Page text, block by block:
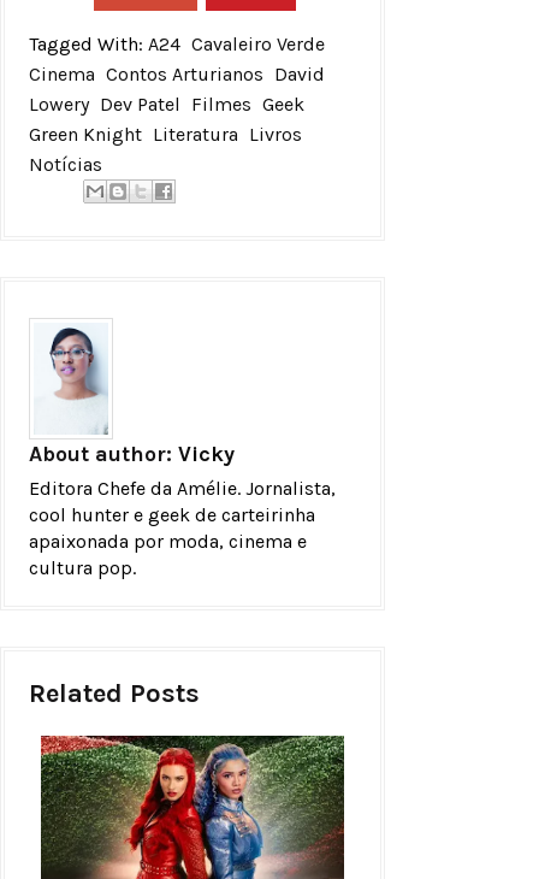
Tagged With: A24 Cavaleiro Verde
Cinema Contos Arturianos David
Lowery Dev Patel Filmes Geek
Green Knight Literatura Livros
Notícias
About author: Vicky
Editora Chefe da Amélie. Jornalista,
cool hunter e geek de carteirinha
apaixonada por moda, cinema e
cultura pop.
Related Posts